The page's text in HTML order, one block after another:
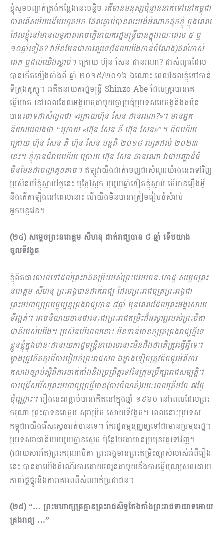
ខ្ញុំសូមបញ្ជាក់ត្រង់កន្លែងនេះបន្ដិច តើមានមនុស្សប៉ុន្មាននាក់ទៅនៅកម្ពុជា
កាលពីសម័យដើមរហូតមក ដែលធ្លាប់បាន​លះបង់អំណាចដូចខ្ញុំ ក្នុងពេល
ដែលខ្ញុំនៅមានលទ្ធភាពអាចធ្វើនាយករដ្ឋមន្ដ្រីបានក្នុងរយៈពេល ៥ ឬ
១០ឆ្នាំទៀត? វាមិនមែនជាការល្អទេ(ដែលយើងកាន់តំណែង)ដល់ចាស់
ពេក ឬដល់យើងស្លាប់។ក្រោយ ហ៊ុន សែន​ ជានរណា? ជាសំណួរដែល
បានកើតឡើងតាំងពី ឆ្នាំ ២០១៥/២០១៦ ឯណោះ ពេលដែលខ្ញុំទៅកាន់
ទីក្រុងតូក្យូ។ អតីតនាយករដ្ឋមន្ដ្រី Shinzo Abe ដែលត្រូវបានគេ
ធ្វើឃាត នៅពេលដែលអង្គុយតុជាមួយគ្នាប្រជុំប្រទេស​មេគង្គនិងជប៉ុន
បានចោទជាសំណួរថា «ក្រោយហ៊ុន សែន ជានរណា?»។ មានអ្នក
និយាយលេងថា “ក្រោយ «ហ៊ុន សែន គឺ ហ៊ុន សែន»”។ ពិតហើយ
ក្រោយ ហ៊ុន សែន គឺ ហ៊ុន សែន បន្ដពី ២០១៨ រហូតដល់ ២០២៣
នេះ។ ខ្ញុំបានជំរាបហើយ ក្រោយ ហ៊ុន សែន ជានរណា វាជាបញ្ហាដ៏ធំ
មិនមែនជាបញ្ហាតូចតាច។ឥឡូវយើងដាក់ចេញជាសំណួរយ៉ាងនេះទៅវិញ
ប្រសិនបើខ្ញុំស្លាប់ថ្ងៃនេះ ឬថ្ងៃស្អែក ឬមួយឆ្នាំទៀតខ្ញុំស្លាប់ តើមានរឿងអ្វី
នឹងកើតឡើងនៅពេលនោះ បើយើងមិនបានត្រៀមរៀបចំសំរាប់
អ្នកបន្ដវេន។
(២៤) សម្តេចព្រះនរោត្តម សីហនុ ដាក់រាជ្យបាន ៨ ឆ្នាំ ទើបយាង
ចូលទីវង្គត
ខ្ញុំពិតជាគោរពទៅដល់ព្រះរាជតម្រិះរបស់ព្រះបរមរតនៈកោដ្ឋ សម្ដេចព្រះ
នរោត្ដម សីហនុ ព្រះអង្គបានដាក់រាជ្យ ដែលព្រះរាជបុត្រព្រះអង្គជា
ព្រះមហាក្សត្របច្ចុប្បន្នគ្រងរាជ្យបាន ៨ឆ្នាំ មុនពេលដែលព្រះអង្គសោយ​
ទីវង្គត់។ អាចនិយាយបានថានេះជាព្រះរាជតម្រិះដ៏អស្ចារ្យរបស់ព្រះបិតា
ជាតិរបស់យើង។ ប្រសិនបើពេលនោះ មិនទាន់មានក្សត្រគ្រងរាជ្យថ្មីទេ
ខ្លួនខ្ញុំក្នុងឋានៈជានាយករដ្ឋមន្ដ្រីនាពេលនោះមិនដឹងថាតើត្រូវធ្វើអ្វីទេ។
ម្ខាងត្រូវគិតគូរពីការរៀបចំព្រះរាជសព ឯម្ខាងទៀតត្រូវគិតគូរអំពីការ
កសាងច្បាប់ស្ដីពីការចាត់តាំងនិងប្រព្រឹត្ដទៅនៃក្រុម​ប្រឹក្សារាជសម្បត្ដិ។
ការជ្រើសរើសព្រះមហាក្សត្រថ្មីមាន(ការកំណត់)រយៈពេលត្រឹមតែ ៧ថ្ងៃ
ប៉ុណ្ណោះ។រឿងនេះវាធ្លាប់បានកើតនៅក្នុងឆ្នាំ ១៩៦០ នៅពេលដែលព្រះ
ករុណា ព្រះបាទនរោត្តម សុរាម្រិត សោយទីវង្គត។ ពេលនោះប្រទេស
កម្ពុជាយើងរើសស្តេចអត់បានទេ។ កែរដ្ឋធម្មនុញ្ញឲ្យទៅជាមានប្រមុខរដ្ឋ។
ប្រទេសរាជានិយមមួយគ្មានស្តេច ប៉ុន្តែបែរជាមានប្រមុខរដ្ឋទៅវិញ។
(ដោយសារតែ)ព្រះករុណាបិតា ព្រះអង្គមានព្រះតម្រិះច្បាស់លាស់អំពីរឿង
នេះ បានជាយើងដំណើរការដោយរលូនជាមួយនឹងការធ្វើបុណ្យសពដោយ
ភាពថ្លៃថ្នូរនិងការគោរពពីសំណាក់ប្រជាជន។
(២៥) “… ព្រះមហាក្សត្រគ្មានព្រះរាជសិទ្ធតែងតាំងព្រះរាជទាយាទអោយ
គ្រងរាជ្យ …”